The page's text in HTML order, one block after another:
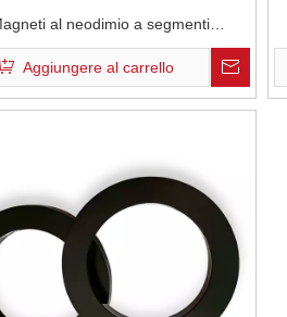
al neodimio a segmenti
N35H per altoparlanti
Aggiungere al carrello